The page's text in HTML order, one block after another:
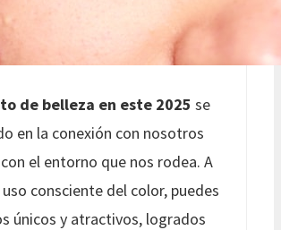
de belleza en este 2025 se
en la conexión con nosotros
el entorno que nos rodea. A
consciente del color, puedes
únicos y atractivos, logrados